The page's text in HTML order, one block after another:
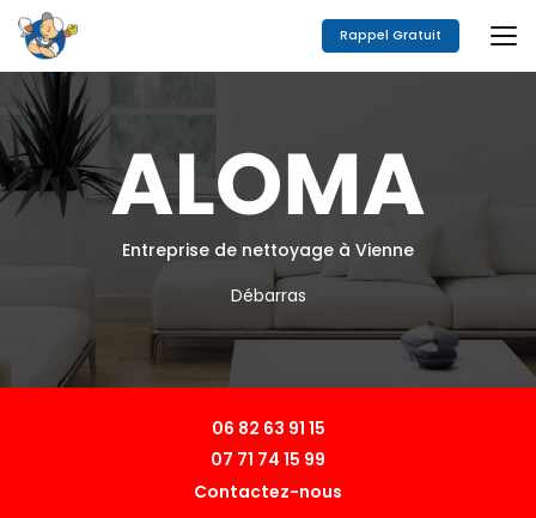
Aller
au
contenu
principal
Rappel Gratuit
Entreprise de nettoyage à Vienne
Débarras
06 82 63 91 15
07 71 74 15 99
Contactez-nous